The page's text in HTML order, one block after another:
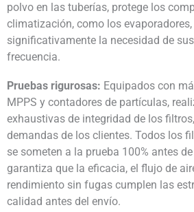
polvo en las tuberías, protege los
climatización, como los evaporadores,
significativamente la necesidad de
frecuencia.
Pruebas rigurosas: Equipados con
MPPS y contadores de partículas,
exhaustivas de integridad de los
demandas de los clientes. Todos los
se someten a la prueba 100% antes
garantiza que la eficacia, el flujo de
rendimiento sin fugas cumplen las
calidad antes del envío.